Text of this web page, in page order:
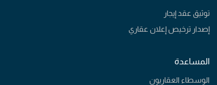
توثيق عقد إيجار
إصدار ترخيص إعلان عقاري
المساعدة
الوسطاء العقاريون